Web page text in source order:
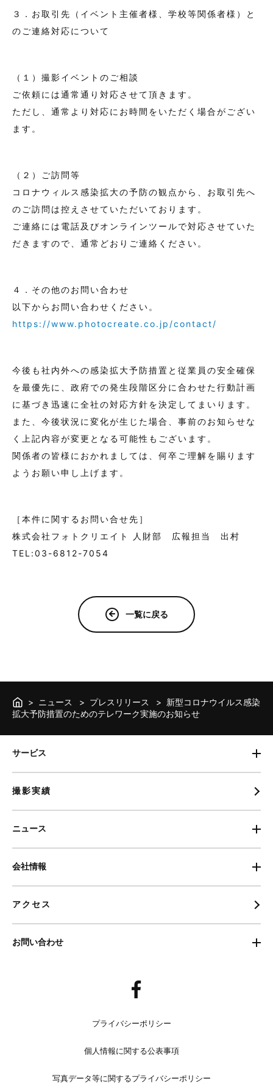
３．お取引先（イベント主催者様、学校等関係者様）と
のご連絡対応について
（１）撮影イベントのご相談
ご依頼には通常通り対応させて頂きます。
ただし、通常より対応にお時間をいただく場合がござい
ます。
（２）ご訪問等
コロナウィルス感染拡大の予防の観点から、お取引先へ
のご訪問は控えさせていただいております。
ご連絡には電話及びオンラインツールで対応させていた
だきますので、通常どおりご連絡ください。
４．その他のお問い合わせ
以下からお問い合わせください。
https://www.photocreate.co.jp/contact/
今後も社内外への感染拡大予防措置と従業員の安全確保
を最優先に、政府での発生段階区分に合わせた行動計画
に基づき迅速に全社の対応方針を決定してまいります。
また、今後状況に変化が生じた場合、事前のお知らせな
く上記内容が変更となる可能性もございます。
関係者の皆様におかれましては、何卒ご理解を賜ります
ようお願い申し上げます。
［本件に関するお問い合せ先］
株式会社フォトクリエイト 人財部 広報担当 出村
TEL:03-6812-7054
一覧に戻る
ニュース プレスリリース
新型コロナウイルス感染
拡大予防措置のためのテレワーク実施のお知らせ
サービス
撮影実績
ニュース
会社情報
アクセス
お問い合わせ
プライバシーポリシー
個人情報に関する公表事項
写真データ等に関するプライバシーポリシー